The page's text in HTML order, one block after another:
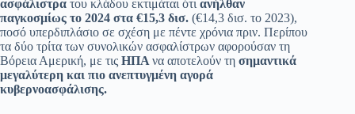
ασφάλιστρα του κλάδου εκτιμάται ότι ανήλθαν
παγκοσμίως το 2024 στα €15,3 δισ. (€14,3 δισ. το 2023),
ποσό υπερδιπλάσιο σε σχέση με πέντε χρόνια πριν. Περίπου
τα δύο τρίτα των συνολικών ασφαλίστρων αφορούσαν τη
Βόρεια Αμερική, με τις ΗΠΑ να αποτελούν τη σημαντικά
μεγαλύτερη και πιο ανεπτυγμένη αγορά
κυβερνοασφάλισης.